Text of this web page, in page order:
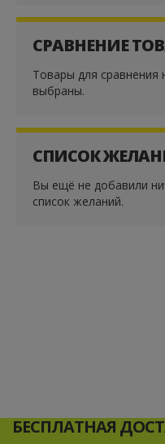
СРАВНЕНИЕ
Товары для сравнения
выбраны.
СПИСОК
Вы ещё не добавили
список желаний.
БЕСПЛАТНАЯ